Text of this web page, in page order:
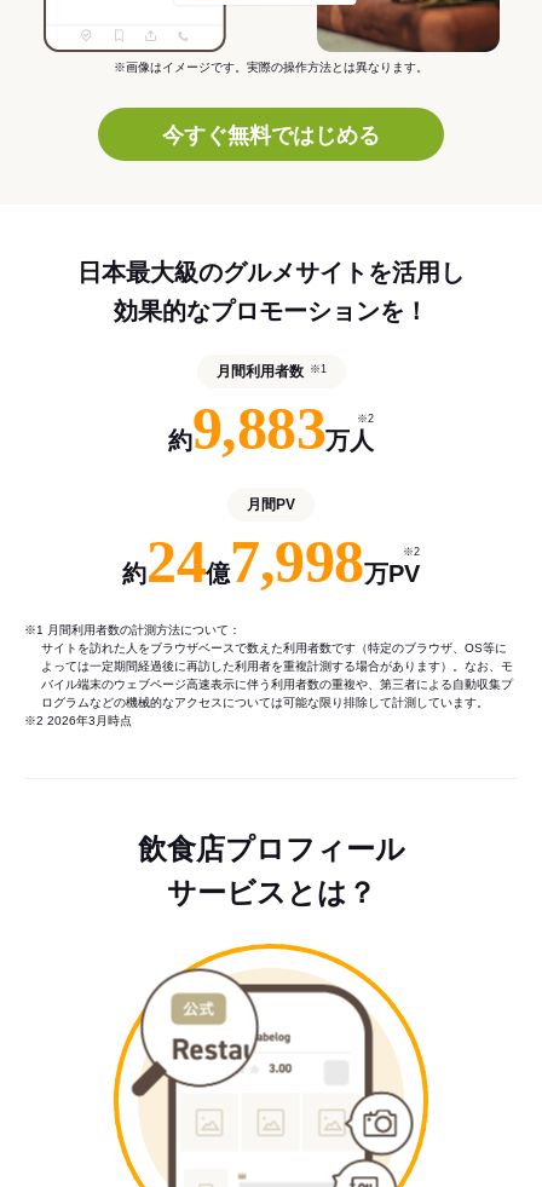
※画像はイメージです。実際の操作方法とは異なります。
今すぐ無料ではじめる
日本最大級のグルメサイトを活用し
効果的なプロモーションを！
月間利用者数 ※1
約9,883万人
※2
月間PV
約24億7,998万PV
※2
※1 月間利用者数の計測方法について：
サイトを訪れた人をブラウザベースで数えた利用者数です（特定のブラウザ、OS等に
よっては一定期間経過後に再訪した利用者を重複計測する場合があります）。なお、モ
バイル端末のウェブページ高速表示に伴う利用者数の重複や、第三者による自動収集プ
ログラムなどの機械的なアクセスについては可能な限り排除して計測しています。
※2 2026年3月時点
飲食店プロフィール
サービスとは？